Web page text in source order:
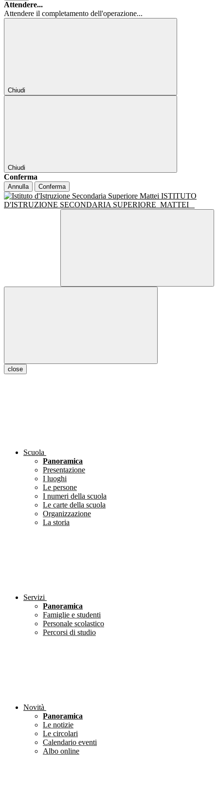
Attendere...
Attendere il completamento dell'operazione...
Chiudi
Chiudi
Conferma
Annulla Conferma
ISTITUTO
D'ISTRUZIONE SECONDARIA SUPERIORE MATTEI
close
Scuola
Panoramica
Presentazione
I luoghi
Le persone
I numeri della scuola
Le carte della scuola
Organizzazione
La storia
Servizi
Panoramica
Famiglie e studenti
Personale scolastico
Percorsi di studio
Novità
Panoramica
Le notizie
Le circolari
Calendario eventi
Albo online